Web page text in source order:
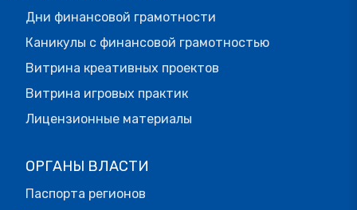
Дни финансовой грамотности
Каникулы с финансовой грамотностью
Витрина креативных проектов
Витрина игровых практик
Лицензионные материалы
ОРГАНЫ ВЛАСТИ
Паспорта регионов